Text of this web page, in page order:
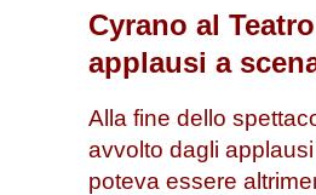
Cyrano al
applausi a
Alla fine dello
avvolto dagli
poteva essere